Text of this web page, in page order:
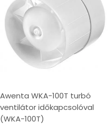
Awenta WKA-100T turbó
ventilátor időkapcsolóval
(WKA-100T)